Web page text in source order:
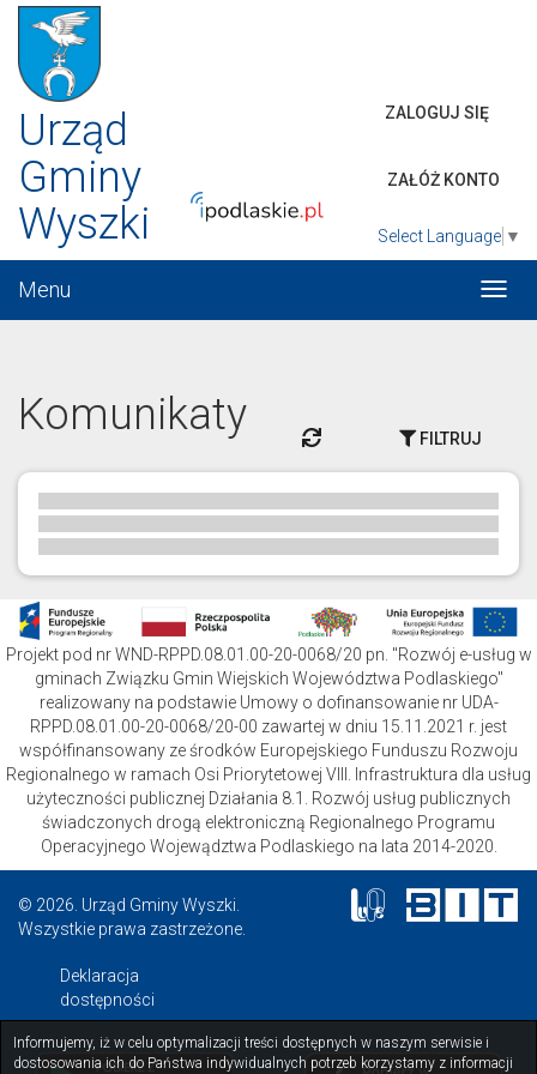
Informujemy, iż w celu optymalizacji treści dostępnych w naszym serwisie i
dostosowania ich do Państwa indywidualnych potrzeb korzystamy z informacji
Urząd
Gminy
Wyszki
ZALOGUJ SIĘ
ZAŁÓŻ KONTO
Select Language ▼
Menu
Komunikaty ODŚWIEŻ FILTRUJ
Projekt pod nr WND-RPPD.08.01.00-20-0068/20 pn. "Rozwój e-usług w
gminach Związku Gmin Wiejskich Województwa Podlaskiego"
realizowany na podstawie Umowy o dofinansowanie nr UDA-
RPPD.08.01.00-20-0068/20-00 zawartej w dniu 15.11.2021 r. jest
współfinansowany ze środków Europejskiego Funduszu Rozwoju
Regionalnego w ramach Osi Priorytetowej VIII. Infrastruktura dla usług
użyteczności publicznej Działania 8.1. Rozwój usług publicznych
świadczonych drogą elektroniczną Regionalnego Programu
Operacyjnego Wojewądztwa Podlaskiego na lata 2014-2020.
© 2026. Urząd Gminy Wyszki.
Wszystkie prawa zastrzeżone.
Deklaracja
dostępności